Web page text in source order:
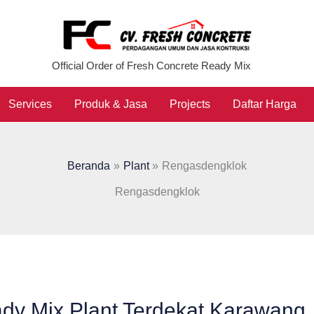
Official Order of Fresh Concrete Ready Mix
Services Produk & Jasa Projects Daftar Harga
Beranda Plant Rengasdengklok
Rengasdengklok